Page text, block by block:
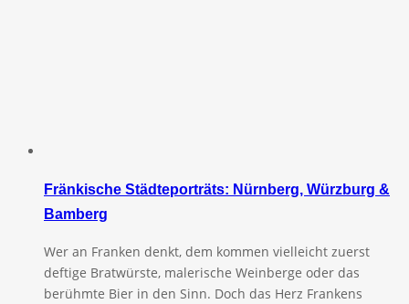
Fränkische Städteporträts: Nürnberg, Würzburg &
Bamberg
Wer an Franken denkt, dem kommen vielleicht zuerst
deftige Bratwürste, malerische Weinberge oder das
berühmte Bier in den Sinn. Doch das Herz Frankens